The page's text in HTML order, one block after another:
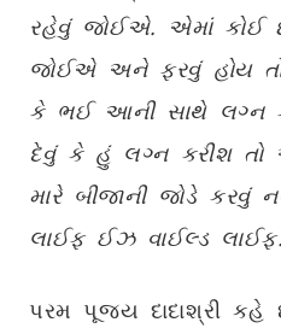
રહેવું જોઈએ. એમાં કોઈ
જોઈએ અને ફરવું હોય તો
કે ભઈ આની સાથે લગ્ન
દેવું કે હું લગ્ન કરીશ તો
મારે બીજાની જોડે કરવું
લાઈફ ઈઝ વાઈલ્ડ લાઈફ.
પરમ પૂજ્ય દાદાશ્રી કહે